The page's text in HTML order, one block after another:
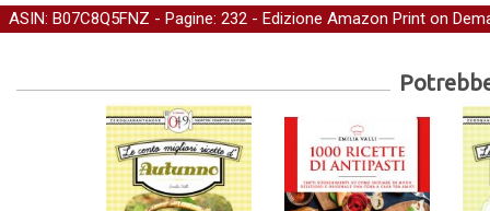
ASIN: B07C8Q5FNZ - Pagine: 232 - Edizione Amazon Print on